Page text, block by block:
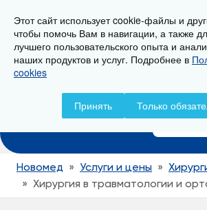
Этот сайт использует cookie-файлы и
чтобы помочь Вам в навигации, а также
лучшего пользовательского опыта и
наших продуктов и услуг. Подробнее в
cookies
Принять Только
г. Новороссийск, ул. Свердлова
+7
Новомед Услуги и цены
Хирургия в травматологии и